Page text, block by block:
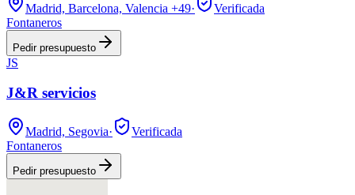
Madrid, Barcelona, Valencia +49·
Verificada
Fontaneros
Pedir presupuesto
JS
J&R servicios
Madrid, Segovia·
Verificada
Fontaneros
Pedir presupuesto